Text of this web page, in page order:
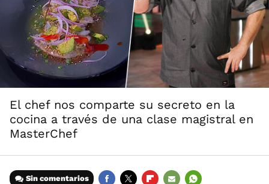
El chef nos comparte su secreto en la
cocina a través de una clase magistral en
MasterChef
Sin comentarios